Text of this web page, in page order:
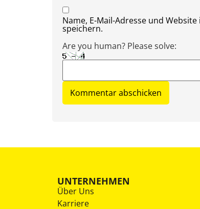
Name, E-Mail-Adresse und
speichern.
Are you human? Please solve:
UNTERNEHMEN
Über Uns
Karriere